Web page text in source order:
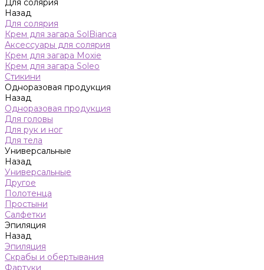
Для солярия
Назад
Для солярия
Крем для загара SolBianca
Аксессуары для солярия
Крем для загара Moxie
Крем для загара Soleo
Стикини
Одноразовая продукция
Назад
Одноразовая продукция
Для головы
Для рук и ног
Для тела
Универсальные
Назад
Универсальные
Другое
Полотенца
Простыни
Салфетки
Эпиляция
Назад
Эпиляция
Скрабы и обертывания
Фартуки